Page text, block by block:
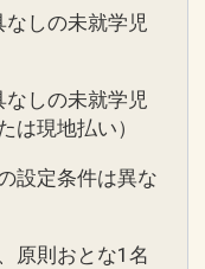
なしの未就学児
なしの未就学児
は現地払い）
設定条件は異な
原則おとな1名